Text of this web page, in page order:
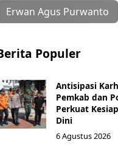
Erwan Agus Purwanto
Populer
Antisipasi
Pemkab dan
Perkuat
Dini
6 Agustus 2026